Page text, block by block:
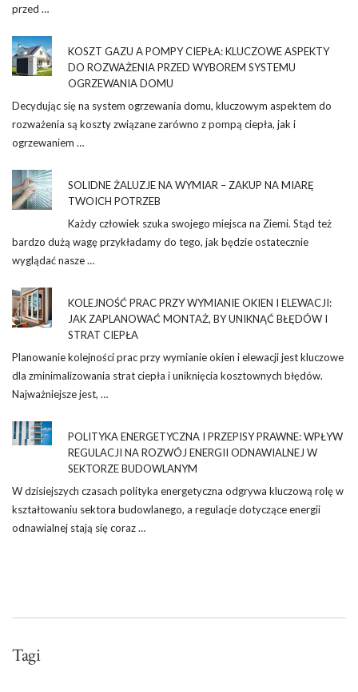
przed …
KOSZT GAZU A POMPY CIEPŁA: KLUCZOWE ASPEKTY
DO ROZWAŻENIA PRZED WYBOREM SYSTEMU
OGRZEWANIA DOMU
Decydując się na system ogrzewania domu, kluczowym aspektem do
rozważenia są koszty związane zarówno z pompą ciepła, jak i
ogrzewaniem …
SOLIDNE ŻALUZJE NA WYMIAR – ZAKUP NA MIARĘ
TWOICH POTRZEB
Każdy człowiek szuka swojego miejsca na Ziemi. Stąd też
bardzo dużą wagę przykładamy do tego, jak będzie ostatecznie
wyglądać nasze …
KOLEJNOŚĆ PRAC PRZY WYMIANIE OKIEN I ELEWACJI:
JAK ZAPLANOWAĆ MONTAŻ, BY UNIKNĄĆ BŁĘDÓW I
STRAT CIEPŁA
Planowanie kolejności prac przy wymianie okien i elewacji jest kluczowe
dla zminimalizowania strat ciepła i uniknięcia kosztownych błędów.
Najważniejsze jest, …
POLITYKA ENERGETYCZNA I PRZEPISY PRAWNE: WPŁYW
REGULACJI NA ROZWÓJ ENERGII ODNAWIALNEJ W
SEKTORZE BUDOWLANYM
W dzisiejszych czasach polityka energetyczna odgrywa kluczową rolę w
kształtowaniu sektora budowlanego, a regulacje dotyczące energii
odnawialnej stają się coraz …
Tagi